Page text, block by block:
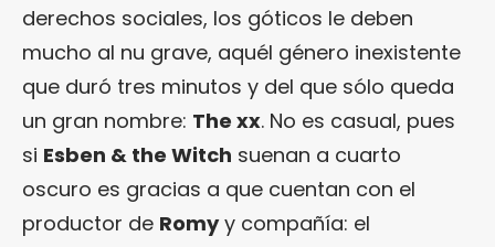
derechos sociales, los góticos le deben
mucho al nu grave, aquél género inexistente
que duró tres minutos y del que sólo queda
un gran nombre: The xx. No es casual, pues
si Esben & the Witch suenan a cuarto
oscuro es gracias a que cuentan con el
productor de Romyy compañía: el